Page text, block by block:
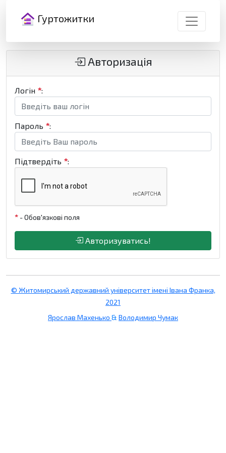
Гуртожитки
Авторизація
Логін *:
Пароль *:
Підтвердіть *:
* - Обов'язкові поля
Авторизуватись!
© Житомирський державний університет імені Івана Франка,
2021
Ярослав Махенько & Володимир Чумак